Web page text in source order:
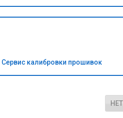
Сервис калибровки прошивок